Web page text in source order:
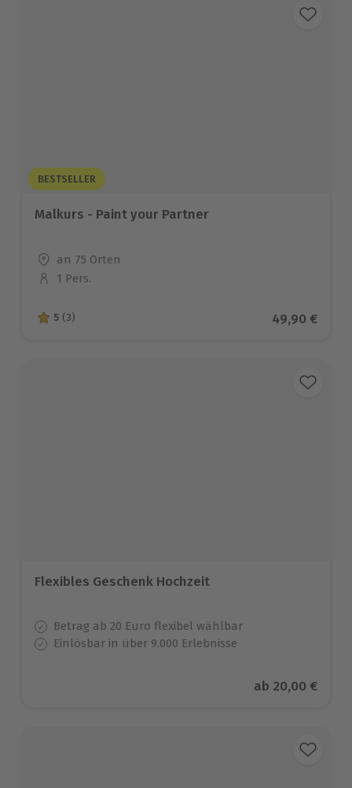
BESTSELLER
Malkurs - Paint your Partner
Standort
an 75 Orten
Anzahl der Teilnehmer
1 Pers.
5 von 5 Sternen basierend auf 3 Bewertungen
5 (3) Aktueller
49,90 €
Flexibles Geschenk Hochzeit
Betrag ab 20 Euro flexibel wählbar
Einlösbar in über 9.000 Erlebnisse
Aktueller Preis
ab 20,00 €